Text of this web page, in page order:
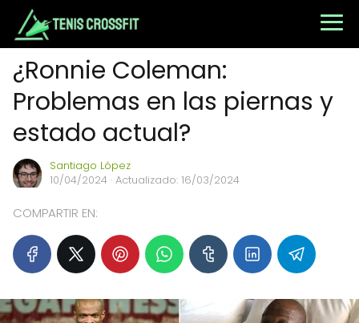
¿Ronnie Coleman:
Problemas en las piernas y
estado actual?
Santiago López
10/04/2024 · Actualizado: 16/03/2024
COMPARTIR EN: